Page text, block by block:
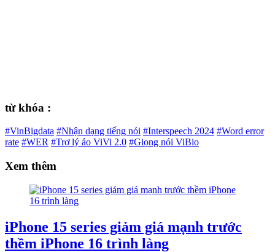
từ khóa :
#VinBigdata #Nhận dạng tiếng nói #Interspeech 2024 #Word error
rate #WER #Trợ lý ảo ViVi 2.0 #Giọng nói ViBio
Xem thêm
iPhone 15 series giảm giá mạnh trước
thềm iPhone 16 trình làng